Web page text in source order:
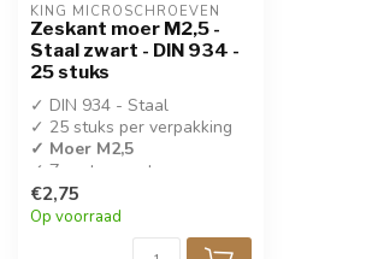
KING MICROSCHROEVEN
Zeskant moer M2,5 -
Staal zwart - DIN 934 -
25 stuks
✓ DIN 934 - Staal
✓ 25 stuks per verpakking
✓ Moer M2,5
✓ Zwart gecoat
€2,75
Op voorraad